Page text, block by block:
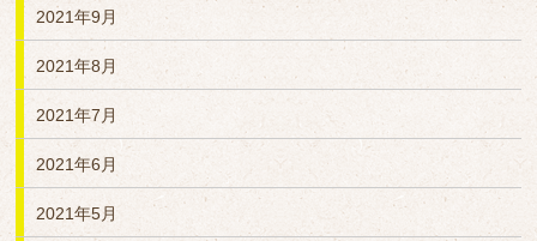
2021年9月
2021年8月
2021年7月
2021年6月
2021年5月